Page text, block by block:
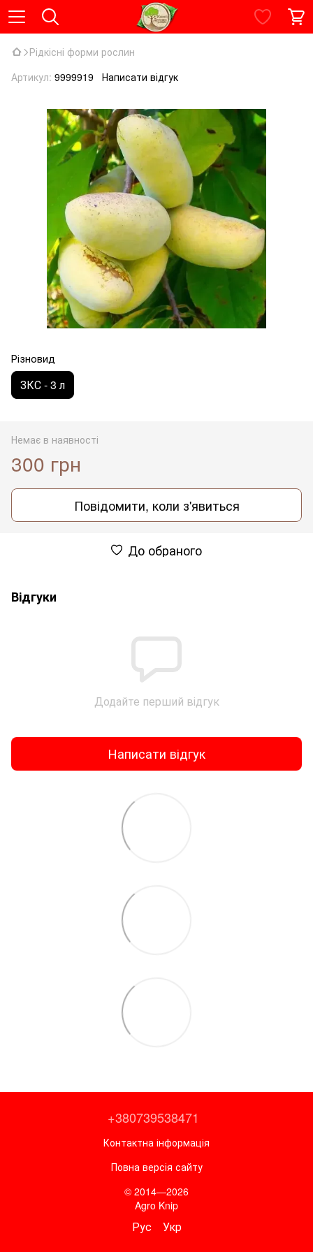
Рідкісні форми рослин
Артикул: 9999919 Написати відгук
Різновид
ЗКС - 3 л
Немає в наявності
300 грн
Повідомити, коли з'явиться
До обраного
Відгуки
Додайте перший відгук
Написати відгук
+380739538471
Контактна інформація
Повна версія сайту
© 2014—2026
Agro Knip
Рус Укр